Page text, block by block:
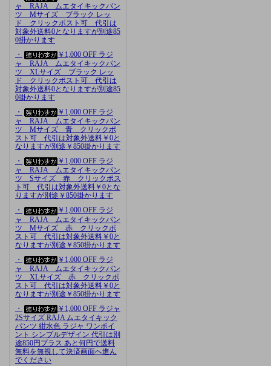
ャ RAJA ムエタイキックパン
ツ Mサイズ ブラック レッ
ド クリックポスト可 代引は
対象外送料0となりますが別途85
0掛かります
・
￥1,000 OFF ラジ
ャ RAJA ムエタイキックパン
ツ XLサイズ ブラック レッ
ド クリックポスト可 代引は
対象外送料0となりますが別途85
0掛かります
・
￥1,000 OFF ラジ
ャ RAJA ムエタイキックパン
ツ Mサイズ 青 クリックポ
スト可 代引は対象外送料￥0と
なりますが別途￥850掛かります
・
￥1,000 OFF ラジ
ャ RAJA ムエタイキックパン
ツ Sサイズ 赤 クリックポス
ト可 代引は対象外送料￥0とな
りますが別途￥850掛かります
・
￥1,000 OFF ラジ
ャ RAJA ムエタイキックパン
ツ Mサイズ 赤 クリックポ
スト可 代引は対象外送料￥0と
なりますが別途￥850掛かります
・
￥1,000 OFF ラジ
ャ RAJA ムエタイキックパン
ツ XLサイズ 赤 クリックポ
スト可 代引は対象外送料￥0と
なりますが別途￥850掛かります
・
￥1,000 OFF ラジャ
2Sサイズ RAJA ムエタイキック
パンツ 紺水色 ラジャ ワンポイ
ント シンプルデザイン 代引は別
途850円プラス あと何円で送料
無料を無視して決済画面へ進ん
でください